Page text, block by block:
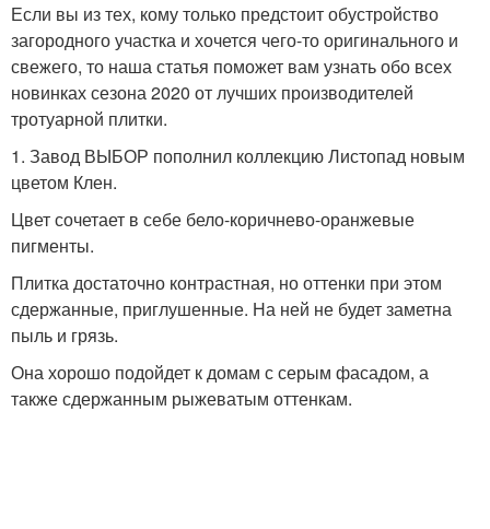
Если вы из тех, кому только предстоит обустройство
загородного участка и хочется чего-то оригинального и
свежего, то наша статья поможет вам узнать обо всех
новинках сезона 2020 от лучших производителей
тротуарной плитки.
1. Завод ВЫБОР пополнил коллекцию Листопад новым
цветом Клен.
Цвет сочетает в себе бело-коричнево-оранжевые
пигменты.
Плитка достаточно контрастная, но оттенки при этом
сдержанные, приглушенные. На ней не будет заметна
пыль и грязь.
Она хорошо подойдет к домам с серым фасадом, а
также сдержанным рыжеватым оттенкам.